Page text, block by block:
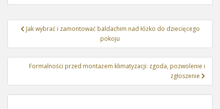
Nawigacja
Jak wybrać i zamontować baldachim nad łóżko do dziecięcego
pokoju
Formalności przed montażem klimatyzacji: zgoda, pozwolenie i
zgłoszenie